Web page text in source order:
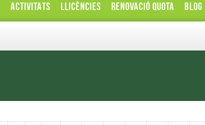
ACTIVITATS LLICÈNCIES RENOVACIÓ QUOTA BLOG